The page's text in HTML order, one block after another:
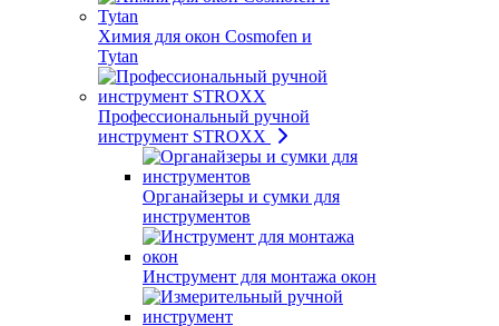
Химия для окон Cosmofen и
Tytan
Профессиональный ручной
инструмент STROXX
Органайзеры и сумки для
инструментов
Инструмент для монтажа окон